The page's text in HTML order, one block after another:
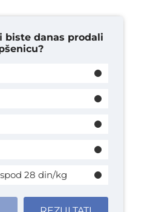
biste danas prodali
28 din/kg